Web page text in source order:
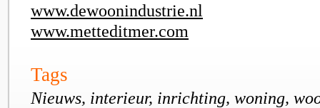
www.dewoonindustrie.nl
www.metteditmer.com
Tags
Nieuws, interieur, inrichting, woning,